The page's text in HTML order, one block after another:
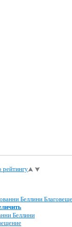
рейтингу
Беллини